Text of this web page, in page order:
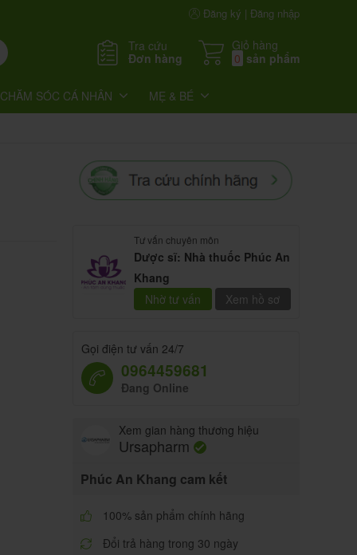
Đăng ký | Đăng nhập
Tra cứu
Đơn hàng
Giỏ hàng
0 sản phẩm
CHĂM SÓC CÁ NHÂN
MẸ & BÉ
Tư vấn chuyên môn
Dược sĩ: Nhà thuốc Phúc An
Khang
Nhờ tư vấn
Xem hồ sơ
Gọi điện tư vấn 24/7
0964459681
Đang Online
Xem gian hàng thương hiệu
Ursapharm
Phúc An Khang cam kết
100% sản phẩm chính hãng
Đổi trả hàng trong 30 ngày